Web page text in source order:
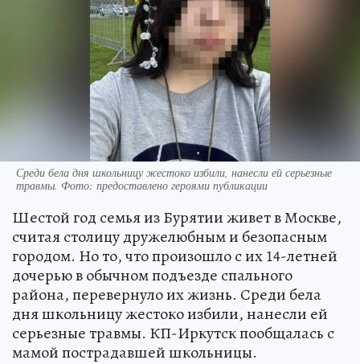
Среди бела дня школьницу жестоко избили, нанесли ей серьезные
травмы. Фото: предоставлено героями публикации
Шестой год семья из Бурятии живет в Москве,
считая столицу дружелюбным и безопасным
городом. Но то, что произошло с их 14-летней
дочерью в обычном подъезде спального
района, перевернуло их жизнь. Среди бела
дня школьницу жестоко избили, нанесли ей
серьезные травмы. КП-Иркутск пообщалась с
мамой пострадавшей школьницы.